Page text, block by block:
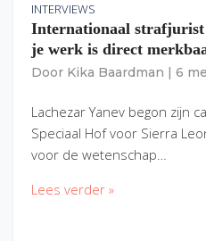
INTERVIEWS
Internationaal strafjurist
je werk is direct
Door Kika Baardman 6
Lachezar Yanev begon zijn
Speciaal Hof voor Sierra
voor de wetenschap…
Lees verder »